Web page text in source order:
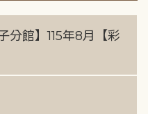
分館】115年8月【彩